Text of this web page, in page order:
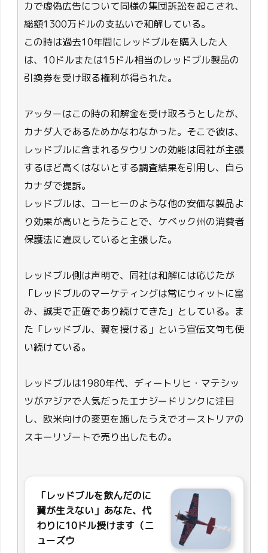
カで虚偽広告について同様の集団訴訟を起こされ、
総額1300万ドルの支払いで和解している。
この時は過去10年間にレッドブルを購入した人
は、10ドルまたは15ドル相当のレッドブル製品の
引換券を受け取る権利が得られた。
アッターはこの時の和解金を受け取ろうとしたが、
カナダ人であるためかなわなかった。そこで彼は、
レッドブルに含まれるタウリンの効能は同社が主張
するほど高くはないとする調査結果を引用し、自ら
カナダで提訴。
レッドブルは、コーヒーのような他の安価な製品よ
り効果が高いとうたうことで、ケベック州の消費者
保護法に違反していると主張した。
レッドブル側は声明で、同社は和解には応じたが
「レッドブルのマーケティングは常にウィットに富
み、誠実で正確であり続けてきた」としている。ま
た「レッドブル、翼を授ける」という宣伝文句も使
い続けている。
レッドブルは1980年代、ディートリヒ・マテシッ
ツがアジアで人気だったエナジードリンクに注目
し、欧米向けの変更を施したうえでオーストリアの
スキーリゾートで売り出したもの。
「レッドブルを飲んだのに
翼が生えない」あなた、代
わりに10ドル授けます（ニ
ューズウ